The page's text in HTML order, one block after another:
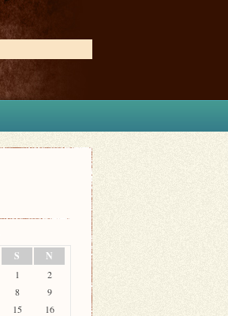
S N
1
2
8
9
15
16